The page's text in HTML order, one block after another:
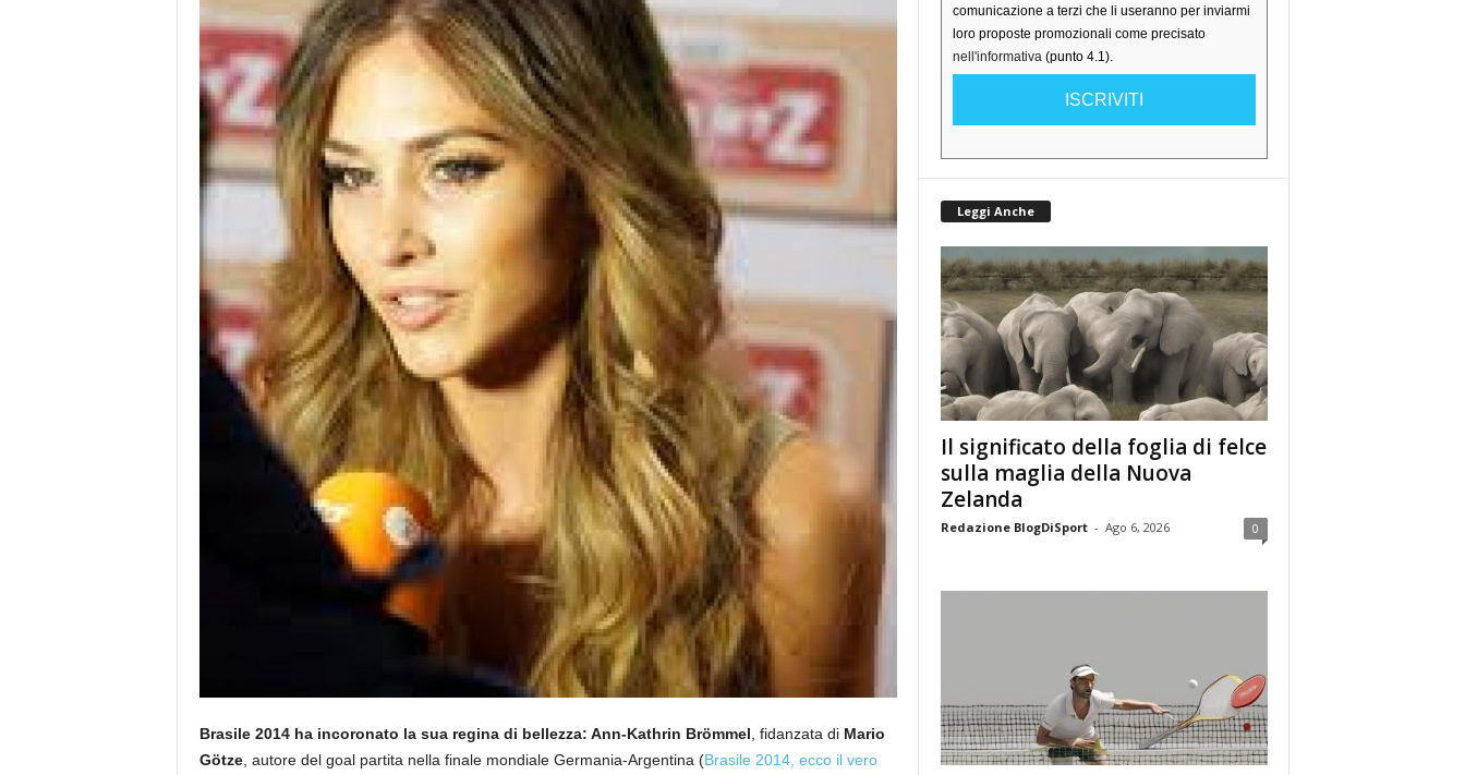
Brasile 2014 ha incoronato la sua regina di bellezza: Ann-Kathrin Brömmel , fidanzata diMario
Götze, autore del goal partita nella finale mondiale Germania-Argentina (Brasile 2014, ecco il vero
comunicazione a terzi che li useranno per inviarmi
loro proposte promozionali come precisato
nell'informativa(punto 4.1).
ISCRIVITI
Leggi Anche
Il significato della foglia di felce
sulla maglia della Nuova
Zelanda
Redazione BlogDiSport - Ago 6, 2026 0